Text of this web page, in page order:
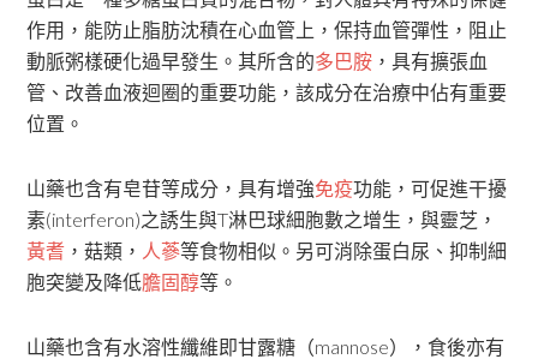
作用，能防止脂肪沈積在心血管上，保持血管彈性，阻止
動脈粥樣硬化過早發生。其所含的多巴胺 ，具有擴張血
管、改善血液迴圈的重要功能，該成分在治療中佔有重要
位置。
山藥也含有皂苷等成分，具有增強免疫功能，可促進干擾
素(interferon)之誘生與T淋巴球細胞數之增生，與靈芝，
黃耆 ，菇類， 人蔘等食物相似。另可消除蛋白尿、抑制細
胞突變及降低膽固醇等。
山藥也含有水溶性纖維即甘露糖（mannose），食後亦有